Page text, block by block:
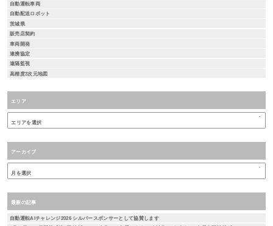
自動運転車両
自動配送ロボット
茨城県
販売店契約
車両開発
連携協定
遠隔監視
高精度3次元地図
エリア
アーカイブ
最新の記事
自動運転AIチャレンジ2026 シルバースポンサーとして協賛します